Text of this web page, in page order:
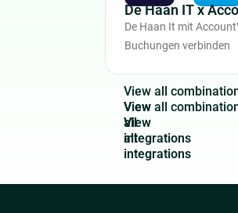
De Haan IT x
De Haan It mit
Buchungen verbinden
View all combinatio
View
all
integrations